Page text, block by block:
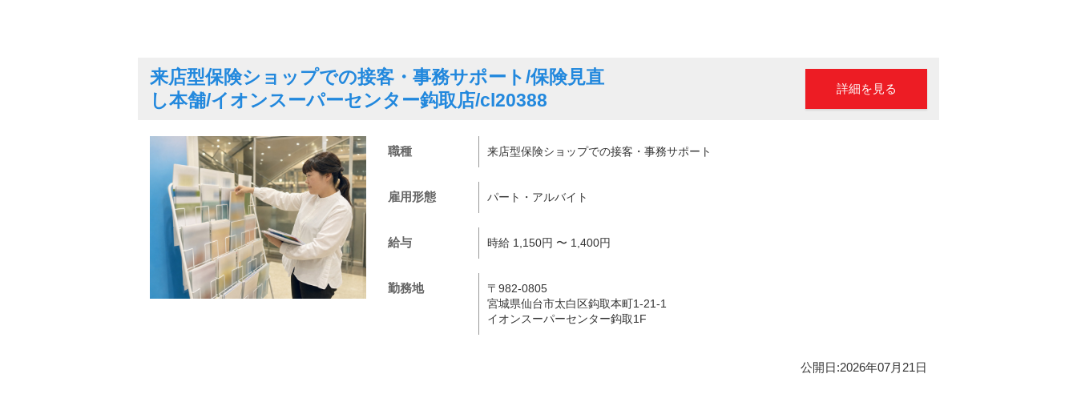
来店型保険ショップでの接客・事務サポート/保険見直
し本舗/イオンスーパーセンター鈎取店/cl20388
詳細を見る
職種 来店型保険ショップでの接客・事務サポート
雇用形態 パート・アルバイト
給与 時給 1,150円 〜 1,400円
勤務地
〒982-0805
宮城県仙台市太白区鈎取本町1-21-1
イオンスーパーセンター鈎取1F
公開日:2026年07月21日